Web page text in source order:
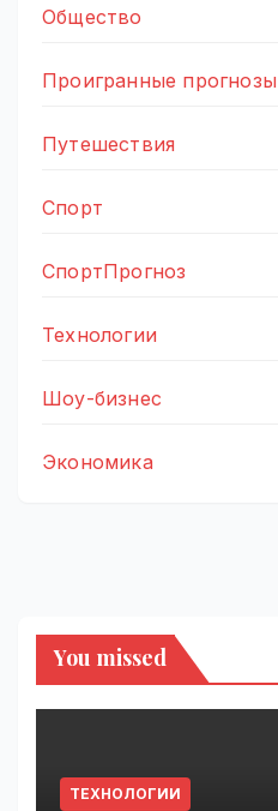
Общество
Проигранные прогнозы
Путешествия
Спорт
СпортПрогноз
Технологии
Шоу-бизнес
Экономика
You missed
ТЕХНОЛОГИИ